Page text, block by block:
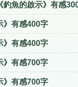
釣魚的啟示》有感
》有感400字
》有感400字
》有感700字
》有感700字